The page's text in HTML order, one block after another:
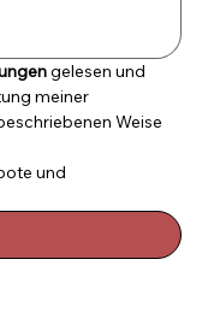
gelesen und
meiner
Weise
und